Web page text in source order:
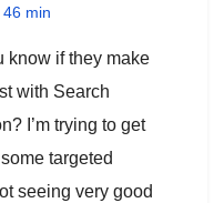
min
know if they make
with Search
I’m trying to get
targeted
seeing very good